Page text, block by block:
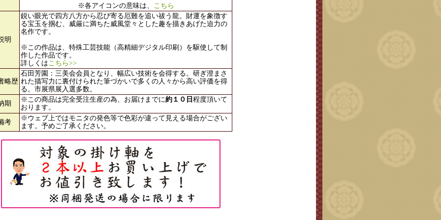
※各アイコンの意味は、 こちら
明
鋭い眼光で四方八方から忍び寄る厄難を追い祓う龍。財運を象徴す
る宝玉を掴む、威厳に満ちた威風堂々とした趣を描きあげた迫力の
名作です。
※この作品は、特殊工芸技能（高精細デジタル印刷）を駆使して制
作した作品です。
詳しくはこちら>>
略歴
石田芳園：三美会会員となり、幅広い技術を会得する。研ぎ澄まさ
れた描写力に裏付けられた筆づかいで多くの人々から高い評価を得
る。市展県展入選多数。
期
※この商品は完全受注生産の為、お届けまでに約１０日 程度頂いて
おります。
考
※ウェブ上ではモニタの発色等で色彩が違って見える場合がござい
ます。予めご了承ください。